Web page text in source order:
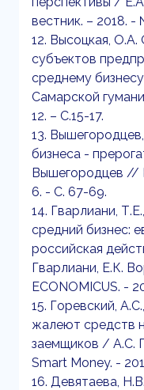
вестник. – 2018.
12. Высоцкая, О.А.
субъектов
среднему
Самарской
12. – С.15-17.
13.
бизнеса -
Вышегородцев //
6. - С. 67-69.
14. Гварлиани,
средний бизнес:
российская
Гварлиани, Е.К.
ECONOMICUS. -
15. Горевский,
жалеют средств
заемщиков / А.С.
Smart Money. -
16. Девятаева,